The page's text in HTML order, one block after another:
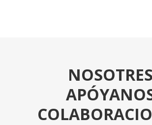
NOSOTRES